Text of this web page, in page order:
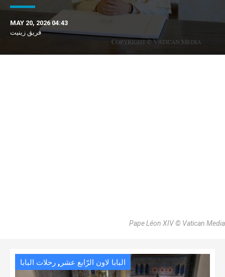
MAY 20, 2026 04:43
فريق زينيت
Pape Léon XIV © Vatican Media
البابا لاون الرّابع عشر , رحلات البابا